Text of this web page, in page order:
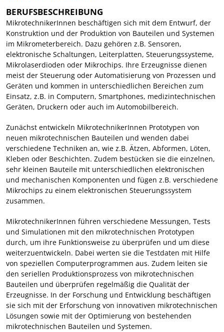
BERUFSBESCHREIBUNG
MikrotechnikerInnen beschäftigen sich mit dem Entwurf, der
Konstruktion und der Produktion von Bauteilen und Systemen
im Mikrometerbereich. Dazu gehören z.B. Sensoren,
elektronische Schaltungen, Leiterplatten, Steuerungssysteme,
Mikrolaserdioden oder Mikrochips. Ihre Erzeugnisse dienen
meist der Steuerung oder Automatisierung von Prozessen und
Geräten und kommen in unterschiedlichen Bereichen zum
Einsatz, z.B. in Computern, Smartphones, medizintechnischen
Geräten, Druckern oder auch im Automobilbereich.
Zunächst entwickeln MikrotechnikerInnen Prototypen von
neuen mikrotechnischen Bauteilen und wenden dabei
verschiedene Techniken an, wie z.B. Ätzen, Abformen, Löten,
Kleben oder Beschichten. Zudem bestücken sie die einzelnen,
sehr kleinen Bauteile mit unterschiedlichen elektronischen
und mechanischen Komponenten und fügen z.B. verschiedene
Mikrochips zu einem elektronischen Steuerungssystem
zusammen.
MikrotechnikerInnen führen verschiedene Messungen, Tests
und Simulationen mit den mikrotechnischen Prototypen
durch, um ihre Funktionsweise zu überprüfen und um diese
weiterzuentwickeln. Dabei werten sie die Testdaten mit Hilfe
von speziellen Computerprogrammen aus. Zudem leiten sie
den seriellen Produktionsprozess von mikrotechnischen
Bauteilen und überprüfen regelmäßig die Qualität der
Erzeugnisse. In der Forschung und Entwicklung beschäftigen
sie sich mit der Erforschung von innovativen mikrotechnischen
Lösungen sowie mit der Optimierung von bestehenden
mikrotechnischen Bauteilen und Systemen.